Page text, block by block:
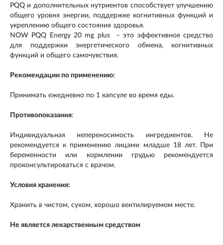
PQQ и дополнительных нутриентов способствует улучшению
общего уровня энергии, поддержке когнитивных функций и
укреплению общего состояния здоровья.
NOW PQQ Energy 20 mg plus – это эффективное средство
для поддержки энергетического обмена, когнитивных
функций и общего самочувствия.
Рекомендации по применению:
Принимать ежедневно по 1 капсуле во время еды.
Противопоказания:
Индивидуальная непереносимость ингредиентов. Не
рекомендуется к применению лицами младше 18 лет. При
беременности или кормлении грудью рекомендуется
проконсультироваться с врачом.
Условия хранения:
Хранить в чистом, сухом, хорошо вентилируемом месте.
Не является лекарственным средством